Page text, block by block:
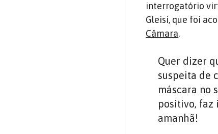
interrogatório
Gleisi, que foi
Câmara.
Quer dizer
suspeita de
máscara no
positivo, faz
amanhã!